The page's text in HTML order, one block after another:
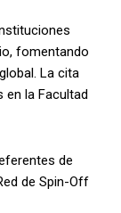
fomentando
La cita
en la Facultad
de
de Spin-Off